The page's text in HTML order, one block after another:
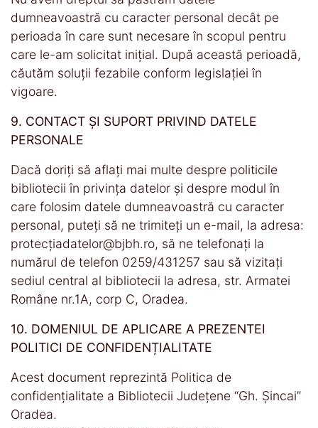
dumneavoastră cu caracter personal decât pe
perioada în care sunt necesare în scopul pentru
care le-am solicitat inițial. După această perioadă,
căutăm soluții fezabile conform legislației în
vigoare.
9. CONTACT ȘI SUPORT PRIVIND DATELE
PERSONALE
Dacă doriți să aflați mai multe despre politicile
bibliotecii în privința datelor și despre modul în
care folosim datele dumneavoastră cu caracter
personal, puteți să ne trimiteți un e-mail, la adresa:
protecțiadatelor@bjbh.ro, să ne telefonați la
numărul de telefon 0259/431257 sau să vizitați
sediul central al bibliotecii la adresa, str. Armatei
Române nr.1A, corp C, Oradea.
10. DOMENIUL DE APLICARE A PREZENTEI
POLITICI DE CONFIDENȚIALITATE
Acest document reprezintă Politica de
confidențialitate a Bibliotecii Județene “Gh. Șincai”
Oradea.